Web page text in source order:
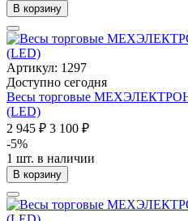
В корзину
Артикул: 1297
Доступно сегодня
Весы торговые
(LED)
2 945 ₽ 3 100 ₽
-5%
1 шт. в наличии
В корзину